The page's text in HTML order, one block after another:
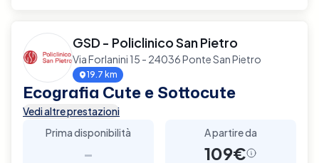
GSD - Policlinico San Pietro
Via Forlanini 15 - 24036 Ponte San Pietro
19.7 km
Ecografia Cute e Sottocute
Vedi altre prestazioni
Prima disponibilità
-
A partire da
109€